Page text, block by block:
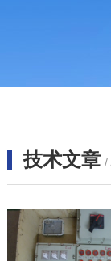
技术文章 /